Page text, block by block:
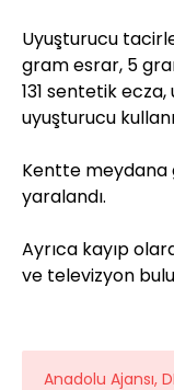
Uyuşturucu
gram esrar, 5
131 sentetik
uyuşturucu
Kentte meydana
yaralandı.
Ayrıca kayıp
ve televizyon
Anadolu Ajansı,